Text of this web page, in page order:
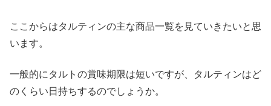
ここからはタルティンの主な商品一覧を見ていきたいと思
います。
一般的にタルトの賞味期限は短いですが、タルティンはど
のくらい日持ちするのでしょうか。